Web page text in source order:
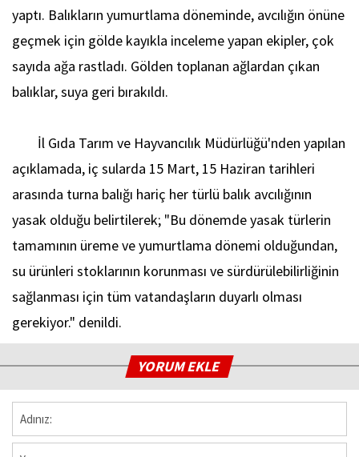
yaptı. Balıkların yumurtlama döneminde, avcılığın önüne
geçmek için gölde kayıkla inceleme yapan ekipler, çok
sayıda ağa rastladı. Gölden toplanan ağlardan çıkan
balıklar, suya geri bırakıldı.
İl Gıda Tarım ve Hayvancılık Müdürlüğü'nden yapılan
açıklamada, iç sularda 15 Mart, 15 Haziran tarihleri
arasında turna balığı hariç her türlü balık avcılığının
yasak olduğu belirtilerek; "Bu dönemde yasak türlerin
tamamının üreme ve yumurtlama dönemi olduğundan,
su ürünleri stoklarının korunması ve sürdürülebilirliğinin
sağlanması için tüm vatandaşların duyarlı olması
gerekiyor." denildi.
YORUM EKLE